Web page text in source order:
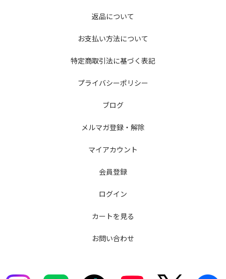
返品について
お支払い方法について
特定商取引法に基づく表記
プライバシーポリシー
ブログ
メルマガ登録・解除
マイアカウント
会員登録
ログイン
カートを見る
お問い合わせ